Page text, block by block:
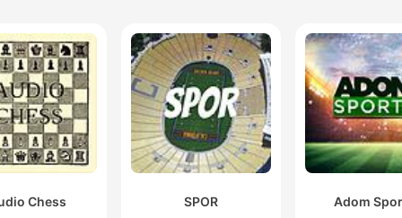
Chess SPOR Adom